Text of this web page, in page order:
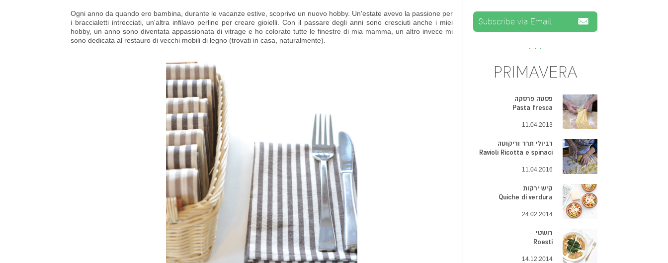
PRIMAVERA
פסטה פרסקה
Pasta fresca
11.04.2013
רביולי תרד וריקוטה
Ravioli Ricotta e spinaci
11.04.2016
קיש ירקות
Quiche di verdura
24.02.2014
רושטי
Roesti
14.12.2014
Ogni anno da quando ero bambina, durante le vacanze estive, scoprivo un nuovo hobby. Un'estate avevo la passione per
i braccialetti intrecciati, un'altra infilavo perline per creare gioielli. Con il passare degli anni sono cresciuti anche i miei
hobby, un anno sono diventata appassionata di vitrage e ho colorato tutte le finestre di mia mamma, un altro invece mi
sono dedicata al restauro di vecchi mobili di legno (trovati in casa, naturalmente).